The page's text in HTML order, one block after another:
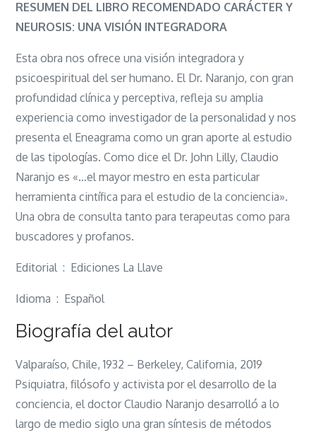
neurosis:
una
integradora
RESUMEN DEL LIBRO RECOMENDADO CARÁCTER Y
NEUROSIS: UNA VISIÓN INTEGRADORA
Esta obra nos ofrece una visión integradora y
psicoespiritual del ser humano. El Dr. Naranjo, con gran
profundidad clínica y perceptiva, refleja su amplia
experiencia como investigador de la personalidad y nos
presenta el Eneagrama como un gran aporte al estudio
de las tipologías. Como dice el Dr. John Lilly, Claudio
Naranjo es «…el mayor mestro en esta particular
herramienta cintífica para el estudio de la conciencia».
Una obra de consulta tanto para terapeutas como para
buscadores y profanos.
Editorial ‏ : ‎ Ediciones La Llave
Idioma ‏ : ‎ Español
Biografía del autor
Valparaíso, Chile, 1932 – Berkeley, California, 2019
Psiquiatra, filósofo y activista por el desarrollo de la
conciencia, el doctor Claudio Naranjo desarrolló a lo
largo de medio siglo una gran síntesis de métodos